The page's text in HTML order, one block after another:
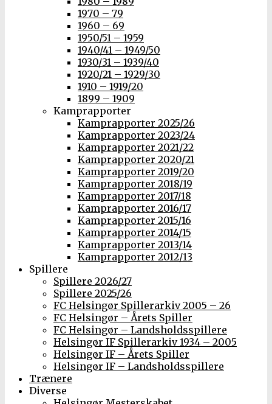
1970 – 79
1960 – 69
1950/51 – 1959
1940/41 – 1949/50
1930/31 – 1939/40
1920/21 – 1929/30
1910 – 1919/20
1899 – 1909
Kamprapporter
Kamprapporter 2025/26
Kamprapporter 2023/24
Kamprapporter 2021/22
Kamprapporter 2020/21
Kamprapporter 2019/20
Kamprapporter 2018/19
Kamprapporter 2017/18
Kamprapporter 2016/17
Kamprapporter 2015/16
Kamprapporter 2014/15
Kamprapporter 2013/14
Kamprapporter 2012/13
Spillere
Spillere 2026/27
Spillere 2025/26
FC Helsingør Spillerarkiv 2005 – 26
FC Helsingør – Årets Spiller
FC Helsingør – Landsholdsspillere
Helsingør IF Spillerarkiv 1934 – 2005
Helsingør IF – Årets Spiller
Helsingør IF – Landsholdsspillere
Trænere
Diverse